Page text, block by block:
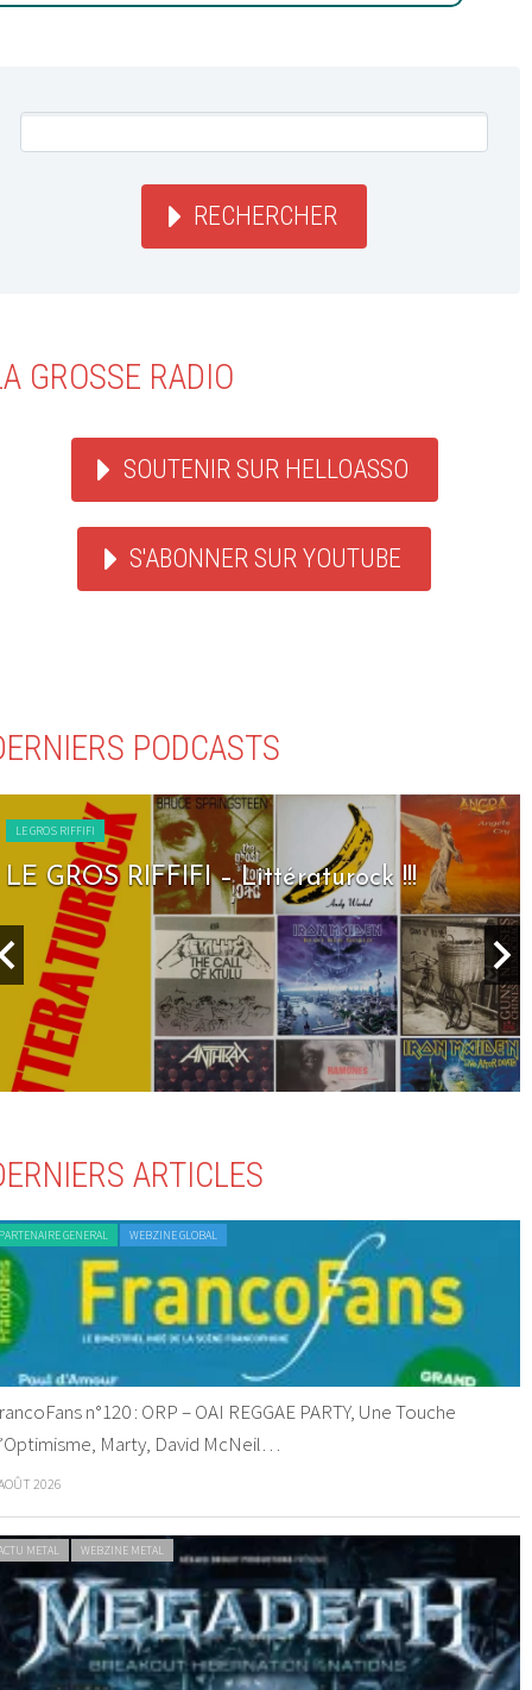
RECHERCHER
GROSSE RADIO
SOUTENIR SUR HELLOASSO
S'ABONNER SUR YOUTUBE
PODCASTS
LE GROS RIFFIFI
LE GROS RIFFIFI – Littératurock !!!
ARTICLES
GENERAL WEBZINE GLOBAL
n°120 : ORP – OAI REGGAE PARTY, Une Touche
Marty, David McNeil…
2026
METAL WEBZINE METAL